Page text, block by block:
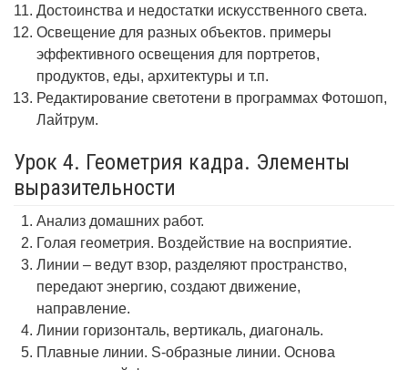
Достоинства и недостатки искусственного света.
Освещение для разных объектов. примеры
эффективного освещения для портретов,
продуктов, еды, архитектуры и т.п.
Редактирование светотени в программах Фотошоп,
Лайтрум.
Урок 4. Геометрия кадра. Элементы
выразительности
Анализ домашних работ.
Голая геометрия. Воздействие на восприятие.
Линии – ведут взор, разделяют пространство,
передают энергию, создают движение,
направление.
Линии горизонталь, вертикаль, диагональ.
Плавные линии. S-образные линии. Основа